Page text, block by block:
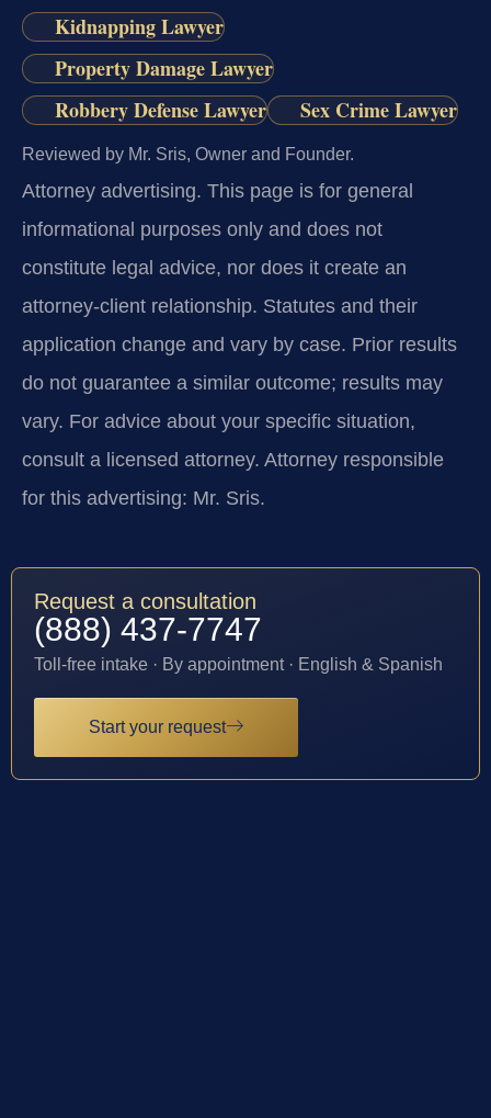
Kidnapping Lawyer
Property Damage Lawyer
Robbery Defense Lawyer
Sex Crime Lawyer
Reviewed by Mr. Sris, Owner and Founder.
Attorney advertising. This page is for general
informational purposes only and does not
constitute legal advice, nor does it create an
attorney-client relationship. Statutes and their
application change and vary by case. Prior results
do not guarantee a similar outcome; results may
vary. For advice about your specific situation,
consult a licensed attorney. Attorney responsible
for this advertising: Mr. Sris.
Request a consultation
(888) 437-7747
Toll-free intake · By appointment · English & Spanish
Start your request